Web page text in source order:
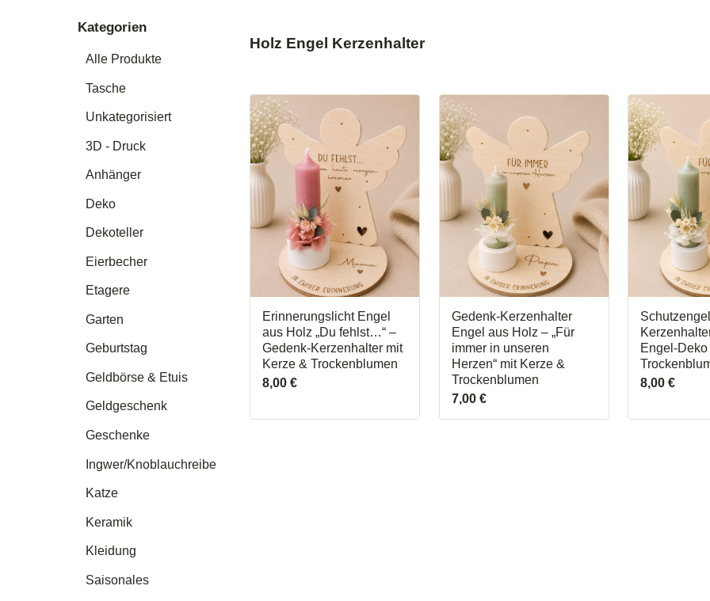
Kategorien
Alle Produkte
Tasche
Unkategorisiert
3D - Druck
Anhänger
Deko
Dekoteller
Eierbecher
Etagere
Garten
Geburtstag
Geldbörse & Etuis
Geldgeschenk
Geschenke
Ingwer/Knoblauchreibe
Katze
Keramik
Kleidung
Saisonales
Holz Engel Kerzenhalter
Erinnerungslicht Engel
aus Holz „Du fehlst…“ –
Gedenk-Kerzenhalter mit
Kerze & Trockenblumen
8,00€
Gedenk-Kerzenhalter
Engel aus Holz – „Für
immer in unseren
Herzen“ mit Kerze &
Trockenblumen
7,00 €
Engel-
8,00€